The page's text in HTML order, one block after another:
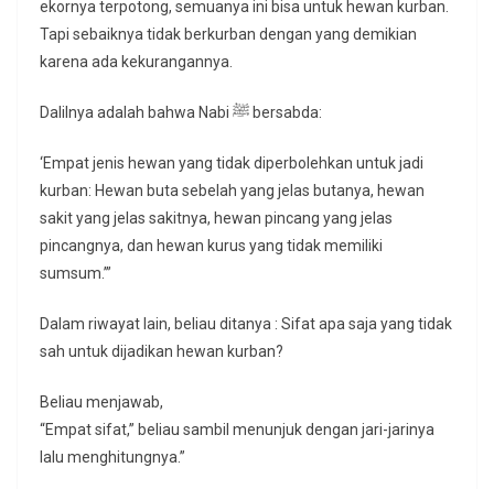
ekornya terpotong, semuanya ini bisa untuk hewan kurban.
Tapi sebaiknya tidak berkurban dengan yang demikian
karena ada kekurangannya.
Dalilnya adalah bahwa Nabi ﷺ bersabda:
‘Empat jenis hewan yang tidak diperbolehkan untuk jadi
kurban: Hewan buta sebelah yang jelas butanya, hewan
sakit yang jelas sakitnya, hewan pincang yang jelas
pincangnya, dan hewan kurus yang tidak memiliki
sumsum.’”
Dalam riwayat lain, beliau ditanya : Sifat apa saja yang tidak
sah untuk dijadikan hewan kurban?
Beliau menjawab,
“Empat sifat,” beliau sambil menunjuk dengan jari-jarinya
lalu menghitungnya.”